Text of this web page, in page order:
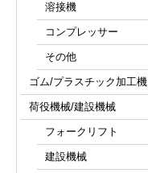
溶接機
コンプレッサー
その他
ゴム/プラスチック加工機
荷役機械/建設機械
フォークリフト
建設機械